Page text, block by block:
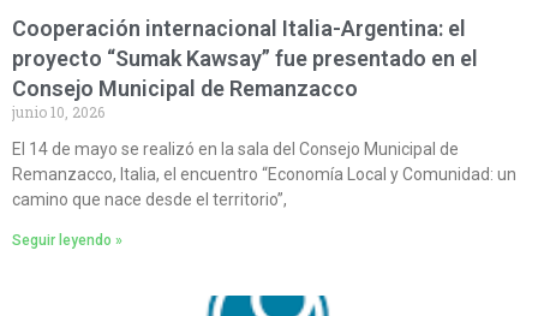
Cooperación internacional Italia-Argentina: el
proyecto “Sumak Kawsay” fue presentado en el
Consejo Municipal de Remanzacco
junio 10, 2026
El 14 de mayo se realizó en la sala del Consejo Municipal de
Remanzacco, Italia, el encuentro “Economía Local y Comunidad: un
camino que nace desde el territorio”,
Seguir leyendo »